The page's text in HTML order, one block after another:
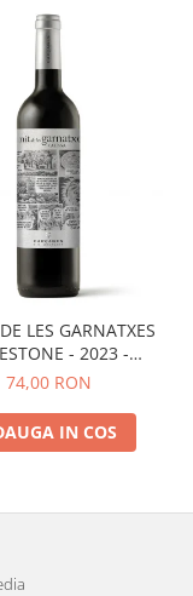
LES GARNATXES
- 2023 -
D.O.
74,00 RON
IN COS